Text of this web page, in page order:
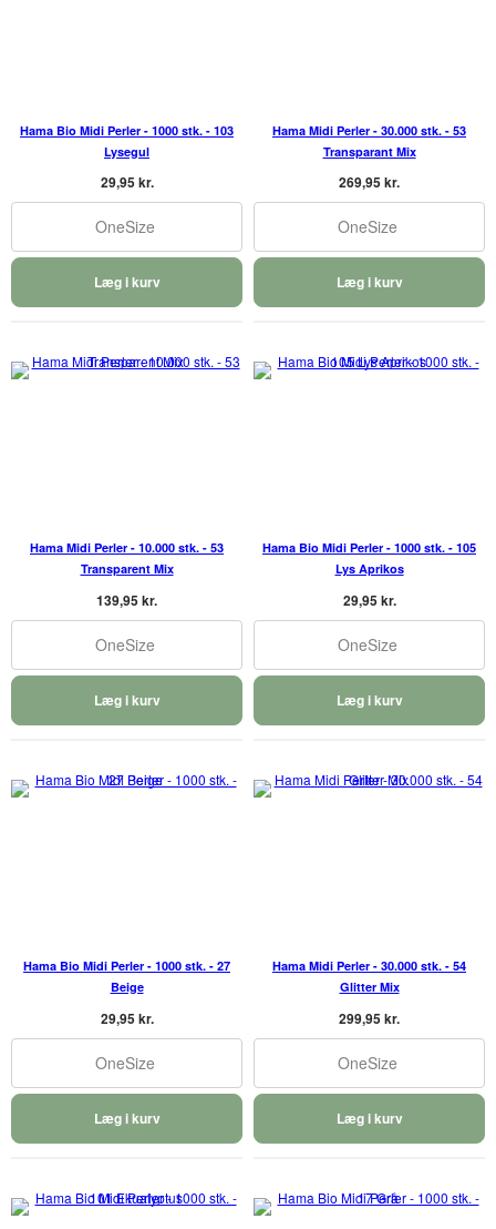
Hama Bio Midi Perler - 1000 stk. - 103
Lysegul
29,95 kr.
OneSize
Læg i kurv
Hama Midi Perler - 30.000 stk. - 53
Transparant Mix
269,95 kr.
OneSize
Læg i kurv
Hama Midi Perler - 10.000 stk. - 53
Transparent Mix
139,95 kr.
OneSize
Læg i kurv
Hama Bio Midi Perler - 1000 stk. - 105
Lys Aprikos
29,95 kr.
OneSize
Læg i kurv
Hama Bio Midi Perler - 1000 stk. - 27
Beige
29,95 kr.
OneSize
Læg i kurv
Hama Midi Perler - 30.000 stk. - 54
Glitter Mix
299,95 kr.
OneSize
Læg i kurv